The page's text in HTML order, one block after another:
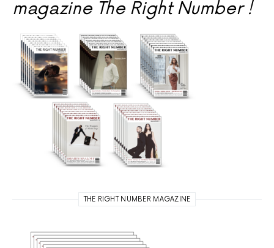
magazine The Right Number !
THE RIGHT NUMBER MAGAZINE